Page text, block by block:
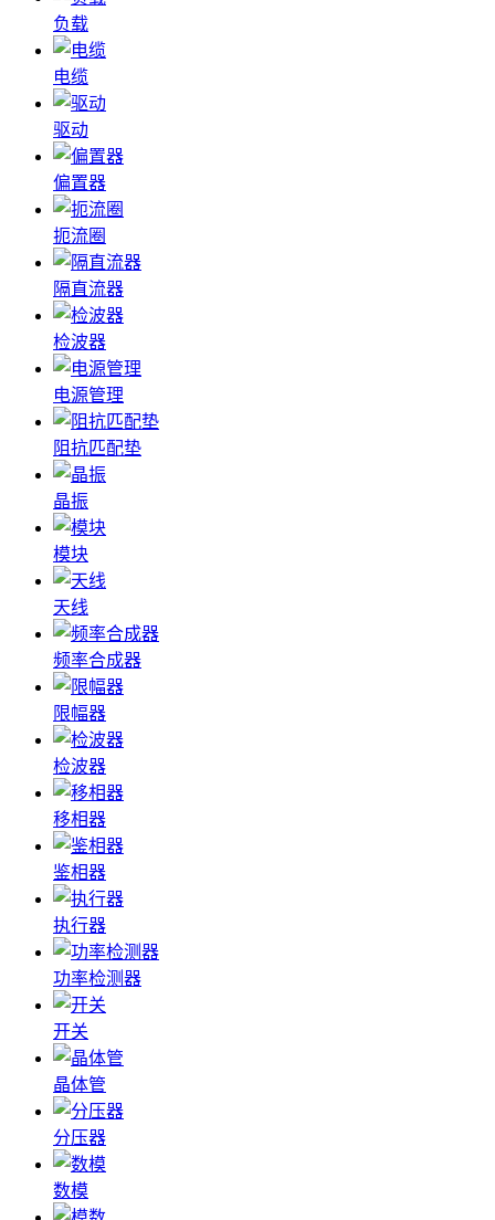
负载
电缆
驱动
偏置器
扼流圈
隔直流器
检波器
电源管理
阻抗匹配垫
晶振
模块
天线
频率合成器
限幅器
检波器
移相器
鉴相器
执行器
功率检测器
开关
晶体管
分压器
数模